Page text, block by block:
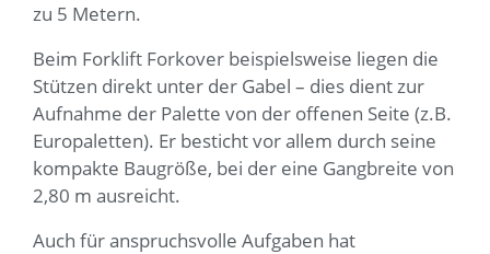
zu 5 Metern.
Beim Forklift Forkover beispielsweise liegen die
Stützen direkt unter der Gabel – dies dient zur
Aufnahme der Palette von der offenen Seite (z.B.
Europaletten). Er besticht vor allem durch seine
kompakte Baugröße, bei der eine Gangbreite von
2,80 m ausreicht.
Auch für anspruchsvolle Aufgaben hat